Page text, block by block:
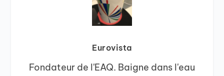
Eurovista
Fondateur de l'EAQ. Baigne dans l'eau